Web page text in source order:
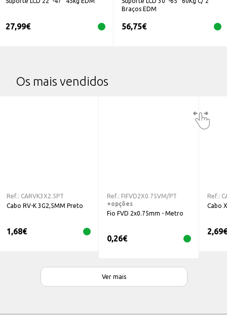
27,99€
Braços EDM
56,75€
Os mais vendidos
Ref.: CARVK3X2.5PT
Cabo RV-K 3G2,5MM Preto
1,68€
Ref.: FIFVD2X0.75VM/PT
+opções
Fio FVD 2x0.75mm - Metro
0,26€
Ref.:
Cabo
2,69€
Ver mais